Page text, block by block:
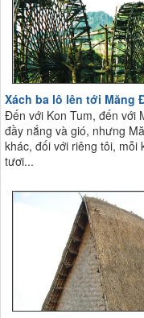
Xách ba lô lên tới Măng
Đến với Kon Tum, đến với
đầy nắng và gió, nhưng
khác, đối với riêng tôi,
tươi...